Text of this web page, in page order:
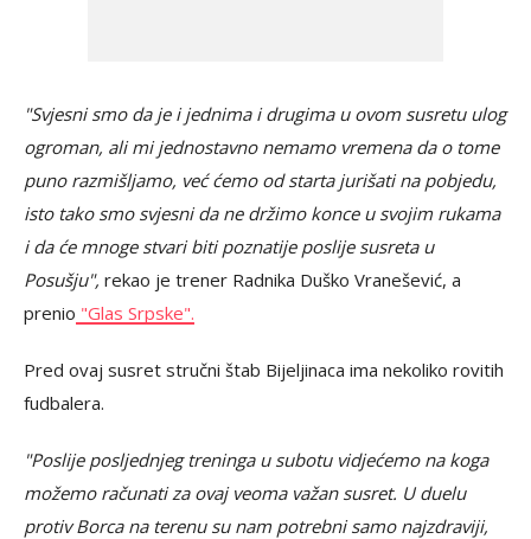
"Svjesni smo da je i jednima i drugima u ovom susretu ulog
ogroman, ali mi jednostavno nemamo vremena da o tome
puno razmišljamo, već ćemo od starta jurišati na pobjedu,
isto tako smo svjesni da ne držimo konce u svojim rukama
i da će mnoge stvari biti poznatije poslije susreta u
Posušju", rekao je trener Radnika Duško Vranešević, a
prenio "Glas Srpske".
Pred ovaj susret stručni štab Bijeljinaca ima nekoliko rovitih
fudbalera.
"Poslije posljednjeg treninga u subotu vidjećemo na koga
možemo računati za ovaj veoma važan susret. U duelu
protiv Borca na terenu su nam potrebni samo najzdraviji,